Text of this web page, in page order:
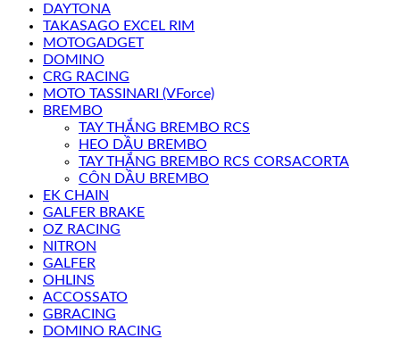
DAYTONA
TAKASAGO EXCEL RIM
MOTOGADGET
DOMINO
CRG RACING
MOTO TASSINARI (VForce)
BREMBO
TAY THẮNG BREMBO RCS
HEO DẦU BREMBO
TAY THẮNG BREMBO RCS CORSACORTA
CÔN DẦU BREMBO
EK CHAIN
GALFER BRAKE
OZ RACING
NITRON
GALFER
OHLINS
ACCOSSATO
GBRACING
DOMINO RACING